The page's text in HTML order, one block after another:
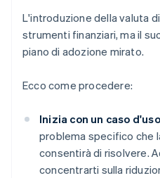
L'introduzione della valuta
strumenti finanziari, ma il
piano di adozione mirato.
Ecco come procedere:
Inizia con un caso
problema specifico che
consentirà di risolvere.
concentrarti sulla